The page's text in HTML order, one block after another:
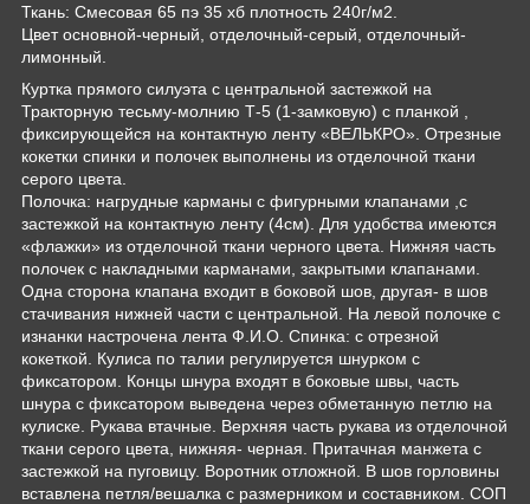
Ткань: Смесовая 65 пэ 35 хб плотность 240г/м2.
Цвет основной-черный, отделочный-серый, отделочный-
лимонный.
Куртка прямого силуэта с центральной застежкой на
Тракторную тесьму-молнию Т-5 (1-замковую) с планкой ,
фиксирующейся на контактную ленту «ВЕЛЬКРО». Отрезные
кокетки спинки и полочек выполнены из отделочной ткани
серого цвета.
Полочка: нагрудные карманы с фигурными клапанами ,с
застежкой на контактную ленту (4см). Для удобства имеются
«флажки» из отделочной ткани черного цвета. Нижняя часть
полочек с накладными карманами, закрытыми клапанами.
Одна сторона клапана входит в боковой шов, другая- в шов
стачивания нижней части с центральной. На левой полочке с
изнанки настрочена лента Ф.И.О. Спинка: с отрезной
кокеткой. Кулиса по талии регулируется шнурком с
фиксатором. Концы шнура входят в боковые швы, часть
шнура с фиксатором выведена через обметанную петлю на
кулиске. Рукава втачные. Верхняя часть рукава из отделочной
ткани серого цвета, нижняя- черная. Притачная манжета с
застежкой на пуговицу. Воротник отложной. В шов горловины
вставлена петля/вешалка с размерником и составником. СОП